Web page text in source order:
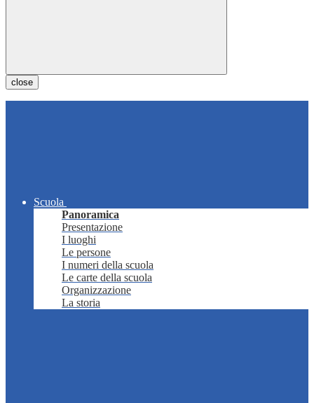
close
Scuola
Panoramica
Presentazione
I luoghi
Le persone
I numeri della scuola
Le carte della scuola
Organizzazione
La storia